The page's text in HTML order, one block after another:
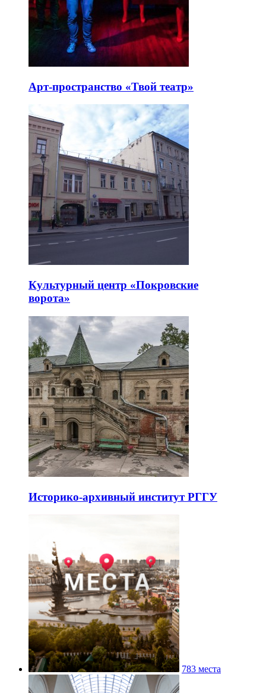
Арт-пространство «Твой театр»
Культурный центр «Покровские
ворота»
Историко-архивный институт РГГУ
783 места